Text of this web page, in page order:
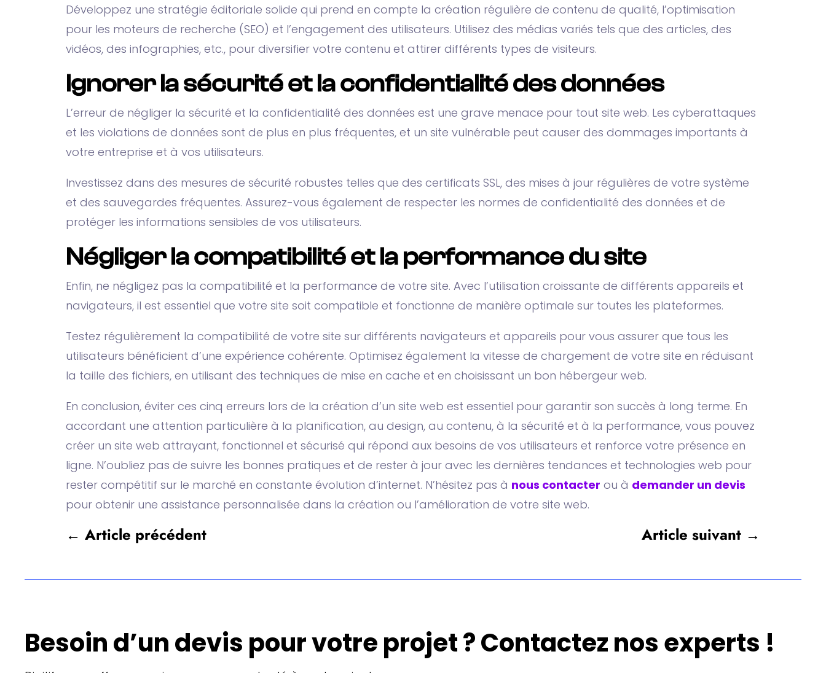
Développez une stratégie éditoriale solide qui prend en compte la création régulière de contenu de qualité, l’optimisation
pour les moteurs de recherche (SEO) et l’engagement des utilisateurs. Utilisez des médias variés tels que des articles, des
vidéos, des infographies, etc., pour diversifier votre contenu et attirer différents types de visiteurs.
Ignorer la sécurité et la confidentialité des données
L’erreur de négliger la sécurité et la confidentialité des données est une grave menace pour tout site web. Les cyberattaques
et les violations de données sont de plus en plus fréquentes, et un site vulnérable peut causer des dommages importants à
votre entreprise et à vos utilisateurs.
Investissez dans des mesures de sécurité robustes telles que des certificats SSL, des mises à jour régulières de votre système
et des sauvegardes fréquentes. Assurez-vous également de respecter les normes de confidentialité des données et de
protéger les informations sensibles de vos utilisateurs.
Négliger la compatibilité et la performance du site
Enfin, ne négligez pas la compatibilité et la performance de votre site. Avec l’utilisation croissante de différents appareils et
navigateurs, il est essentiel que votre site soit compatible et fonctionne de manière optimale sur toutes les plateformes.
Testez régulièrement la compatibilité de votre site sur différents navigateurs et appareils pour vous assurer que tous les
utilisateurs bénéficient d’une expérience cohérente. Optimisez également la vitesse de chargement de votre site en réduisant
la taille des fichiers, en utilisant des techniques de mise en cache et en choisissant un bon hébergeur web.
En conclusion, éviter ces cinq erreurs lors de la création d’un site web est essentiel pour garantir son succès à long terme. En
accordant une attention particulière à la planification, au design, au contenu, à la sécurité et à la performance, vous pouvez
créer un site web attrayant, fonctionnel et sécurisé qui répond aux besoins de vos utilisateurs et renforce votre présence en
ligne. N’oubliez pas de suivre les bonnes pratiques et de rester à jour avec les dernières tendances et technologies web pour
rester compétitif sur le marché en constante évolution d’internet. N’hésitez pas à nous contacter ou à demander un devis
pour obtenir une assistance personnalisée dans la création ou l’amélioration de votre site web.
←Article précédent Article suivant→
Besoin d’un devis pour votre projet ? Contactez nos experts !